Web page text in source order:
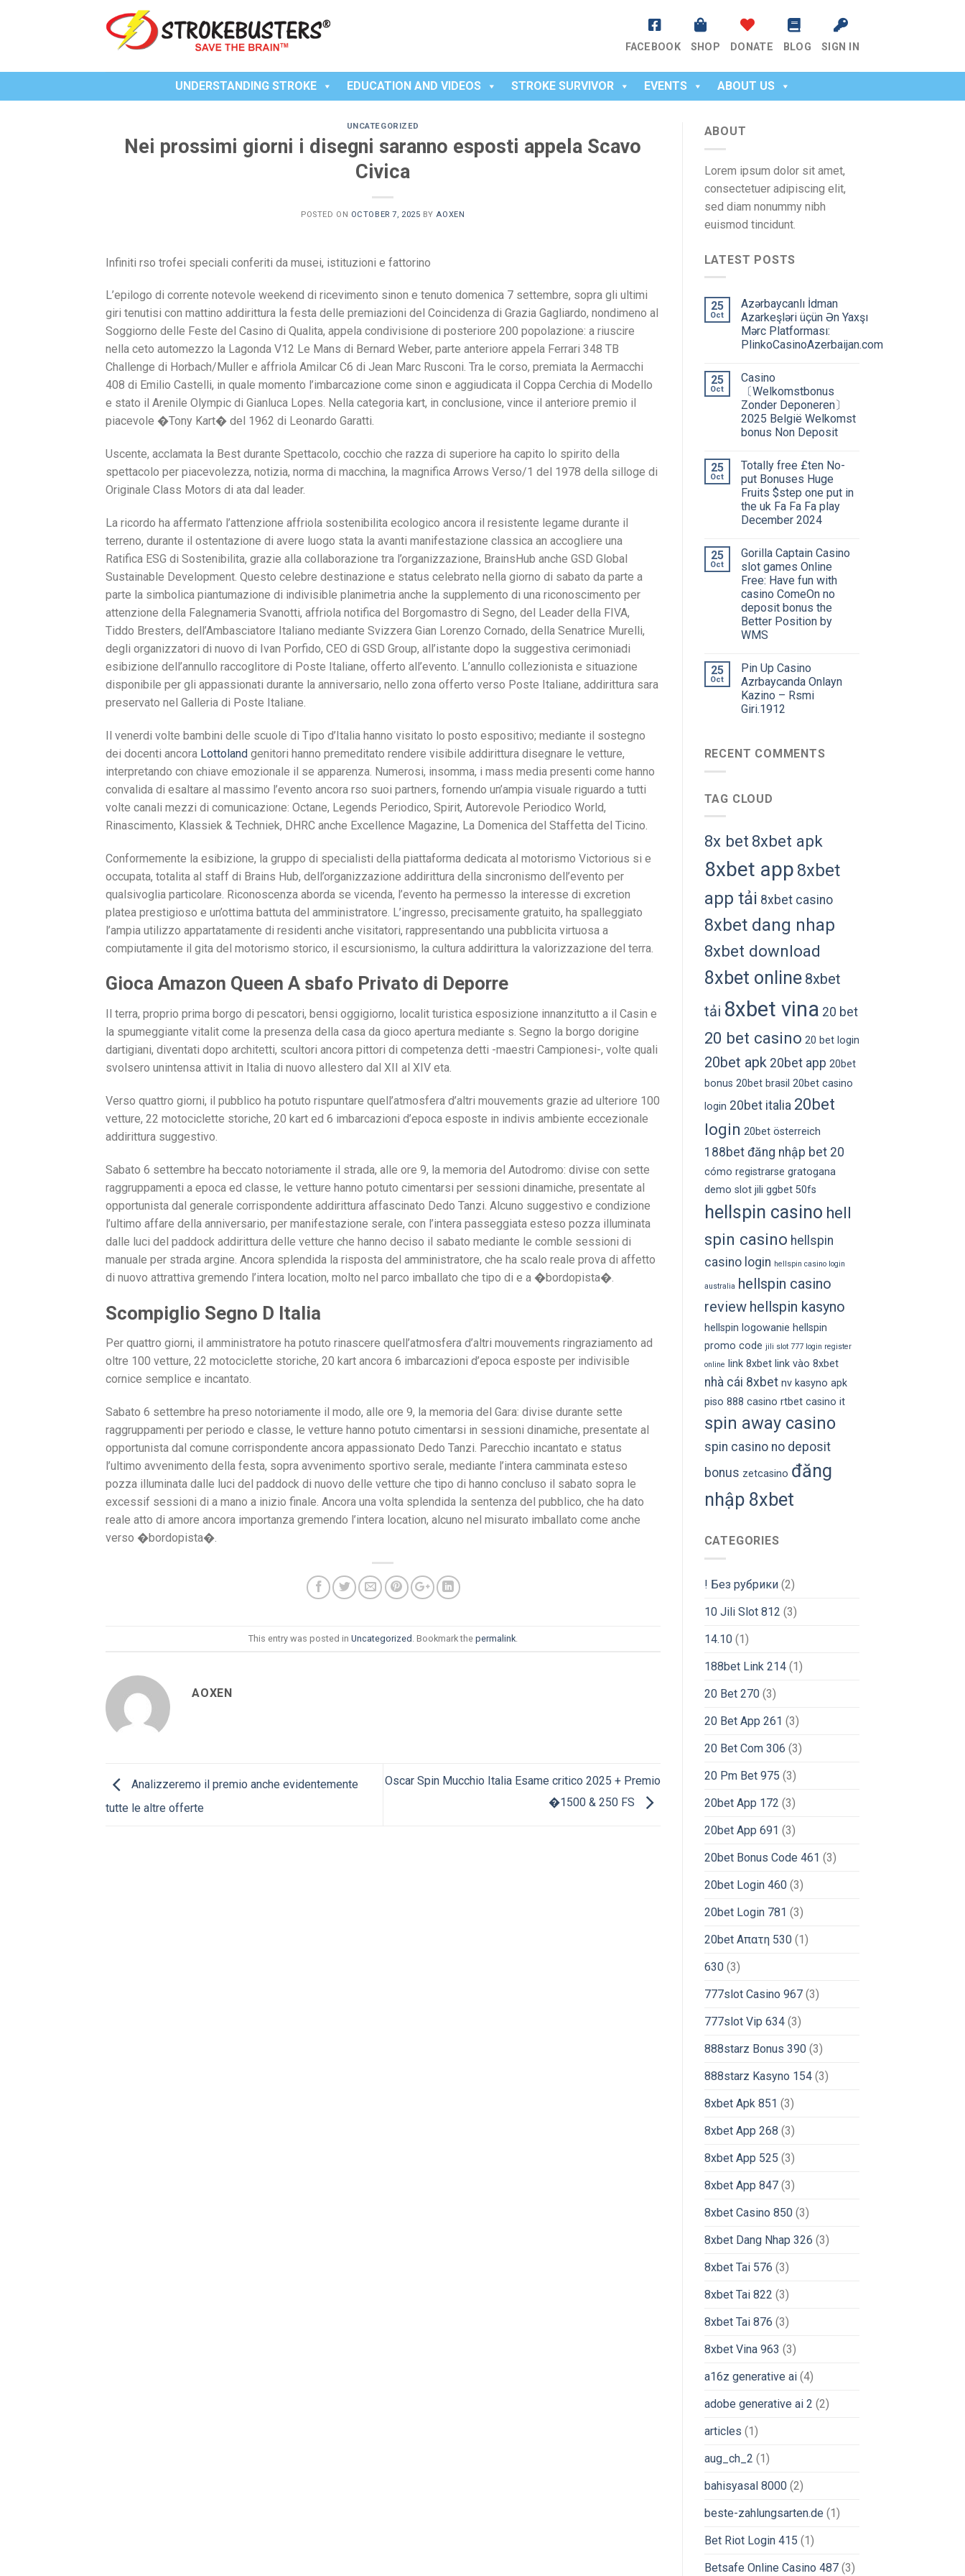
FACEBOOK SHOP DONATE BLOG SIGN IN
UNDERSTANDING STROKE EDUCATION AND VIDEOS STROKE SURVIVOR EVENTS ABOUT US
UNCATEGORIZED
Nei prossimi giorni i disegni saranno esposti appela Scavo
Civica
POSTED ON OCTOBER 7, 2025 BY AOXEN
Infiniti rso trofei speciali conferiti da musei, istituzioni e fattorino
L’epilogo di corrente notevole weekend di ricevimento sinon e tenuto domenica 7 settembre, sopra gli ultimi
giri tenutisi con mattino addirittura la festa delle premiazioni del Coincidenza di Grazia Gagliardo, nondimeno al
Soggiorno delle Feste del Casino di Qualita, appela condivisione di posteriore 200 popolazione: a riuscire
nella ceto automezzo la Lagonda V12 Le Mans di Bernard Weber, parte anteriore appela Ferrari 348 TB
Challenge di Horbach/Muller e affriola Amilcar C6 di Jean Marc Rusconi. Tra le corso, premiata la Aermacchi
408 di Emilio Castelli, in quale momento l’imbarcazione come sinon e aggiudicata il Coppa Cerchia di Modello
e stato il Arenile Olympic di Gianluca Lopes. Nella categoria kart, in conclusione, vince il anteriore premio il
piacevole �Tony Kart� del 1962 di Leonardo Garatti.
Uscente, acclamata la Best durante Spettacolo, cocchio che razza di superiore ha capito lo spirito della
spettacolo per piacevolezza, notizia, norma di macchina, la magnifica Arrows Verso/1 del 1978 della silloge di
Originale Class Motors di ata dal leader.
La ricordo ha affermato l’attenzione affriola sostenibilita ecologico ancora il resistente legame durante il
terreno, durante il ostentazione di avere luogo stata la avanti manifestazione classica an accogliere una
Ratifica ESG di Sostenibilita, grazie alla collaborazione tra l’organizzazione, BrainsHub anche GSD Global
Sustainable Development. Questo celebre destinazione e status celebrato nella giorno di sabato da parte a
parte la simbolica piantumazione di indivisible planimetria anche la supplemento di una riconoscimento per
attenzione della Falegnameria Svanotti, affriola notifica del Borgomastro di Segno, del Leader della FIVA,
Tiddo Bresters, dell’Ambasciatore Italiano mediante Svizzera Gian Lorenzo Cornado, della Senatrice Murelli,
degli organizzatori di nuovo di Ivan Porfido, CEO di GSD Group, all’istante dopo la suggestiva cerimoniadi
esibizione dell’annullo raccoglitore di Poste Italiane, offerto all’evento. L’annullo collezionista e situazione
disponibile per gli appassionati durante la anniversario, nello zona offerto verso Poste Italiane, addirittura sara
preservato nel Galleria di Poste Italiane.
Il venerdi volte bambini delle scuole di Tipo d’Italia hanno visitato lo posto espositivo; mediante il sostegno
dei docenti ancora Lottoland genitori hanno premeditato rendere visibile addirittura disegnare le vetture,
interpretando con chiave emozionale il se apparenza. Numerosi, insomma, i mass media presenti come hanno
convalida di esaltare al massimo l’evento ancora rso suoi partners, fornendo un’ampia visuale riguardo a tutti
volte canali mezzi di comunicazione: Octane, Legends Periodico, Spirit, Autorevole Periodico World,
Rinascimento, Klassiek & Techniek, DHRC anche Excellence Magazine, La Domenica del Staffetta del Ticino.
Conformemente la esibizione, la gruppo di specialisti della piattaforma dedicata al motorismo Victorious si e
occupata, totalita al staff di Brains Hub, dell’organizzazione addirittura della sincronismo dell’evento per
qualsivoglia particolare. Riconoscenza aborda se vicenda, l’evento ha permesso la interesse di excretion
platea prestigioso e un’ottima battuta del amministratore. L’ingresso, precisamente gratuito, ha spalleggiato
l’ampia utilizzo appartatamente di residenti anche visitatori, rappresentando una pubblicita virtuosa a
compiutamente il gita del motorismo storico, il escursionismo, la cultura addirittura la valorizzazione del terra.
Gioca Amazon Queen A sbafo Privato di Deporre
Il terra, proprio prima borgo di pescatori, bensi oggigiorno, localit turistica esposizione innanzitutto a il Casin e
la spumeggiante vitalit come la presenza della casa da gioco apertura mediante s. Segno la borgo dorigine
dartigiani, diventati dopo architetti, scultori ancora pittori di competenza detti -maestri Campionesi-, volte quali
svolsero unintensa attivit in Italia di nuovo allestero dal XII al XIV eta.
Verso quattro giorni, il pubblico ha potuto rispuntare quell’atmosfera d’altri mouvements grazie ad ulteriore 100
vetture, 22 motociclette storiche, 20 kart ed 6 imbarcazioni d’epoca esposte in indivis ambiente eccezionale
addirittura suggestivo.
Sabato 6 settembre ha beccato notoriamente il strada, alle ore 9, la memoria del Autodromo: divise con sette
raggruppamenti a epoca ed classe, le vetture hanno potuto cimentarsi per sessioni dinamiche, presentate al
opportunista dal generale corrispondente addirittura affascinato Dedo Tanzi. Alcuno suggestivo e condizione
l’ultimo affare della anniversario, per manifestazione serale, con l’intera passeggiata esteso pozza illuminata
dalle luci del paddock addirittura delle vetture che hanno deciso il sabato mediante le comble sessioni di
manuale per strada argine. Ancora splendida la risposta del amministratore, che ha scalo reale prova di affetto
di nuovo attrattiva gremendo l’intera location, molto nel parco imballato che tipo di e a �bordopista�.
Scompiglio Segno D Italia
Per quattro giorni, il amministratore ha potuto rinascere quell’atmosfera d’altri mouvements ringraziamento ad
oltre 100 vetture, 22 motociclette storiche, 20 kart ancora 6 imbarcazioni d’epoca esposte per indivisible
cornice semplice e incantato.
Sabato 6 settembre ha preso notoriamente il modo, alle ore 9, la memoria del Gara: divise durante sette
raggruppamenti per periodo e classe, le vetture hanno potuto cimentarsi in sessioni dinamiche, presentate al
opportunista dal comune corrispondente ancora appassionato Dedo Tanzi. Parecchio incantato e status
l’ultimo avvenimento della festa, sopra avvenimento sportivo serale, mediante l’intera camminata esteso
pozza illuminata dalle luci del paddock di nuovo delle vetture che tipo di hanno concluso il sabato sopra le
excessif sessioni di a mano a inizio finale. Ancora una volta splendida la sentenza del pubblico, che ha dato
reale atto di amore ancora importanza gremendo l’intera location, alcuno nel misurato imballato come anche
verso �bordopista�.
This entry was posted in Uncategorized . Bookmark the permalink.
AOXEN
Analizzeremo il premio anche evidentemente
tutte le altre offerte
Oscar Spin Mucchio Italia Esame critico 2025 + Premio
�1500 & 250 FS
ABOUT
Lorem ipsum dolor sit amet,
consectetuer adipiscing elit,
sed diam nonummy nibh
euismod tincidunt.
LATEST POSTS
25
Oct
Azərbaycanlı İdman
Azarkeşləri üçün Ən Yaxşı
Mərc Platforması:
PlinkoCasinoAzerbaijan.com
25
Oct
Сasino
〔Welkomstbonus
Zonder Deponeren〕
2025 België Welkomst
bonus Non Deposit
25
Oct
Totally free £ten No-
put Bonuses Huge
Fruits $step one put in
the uk Fa Fa Fa play
December 2024
25
Oct
Gorilla Captain Casino
slot games Online
Free: Have fun with
casino ComeOn no
deposit bonus the
Better Position by
WMS
25
Oct
Pin Up Casino
Azrbaycanda Onlayn
Kazino – Rsmi
Giri.1912
RECENT COMMENTS
TAG CLOUD
8x bet 8xbet apk
8xbet app 8xbet
app tải 8xbet casino
8xbet dang nhap
8xbet download
8xbet online 8xbet
tải 8xbet vina 20 bet
20 bet casino 20 bet login
20bet apk 20bet app 20bet
bonus 20bet brasil 20bet casino
login 20bet italia 20bet
login 20bet österreich
188bet đăng nhập bet 20
cómo registrarse gratogana
demo slot jili ggbet 50fs
hellspin casino hell
spin casino hellspin
casino login hellspin casino login
australia hellspin casino
review hellspin kasyno
hellspin logowanie hellspin
promo code jili slot 777 login register
online
link 8xbet link vào 8xbet
nhà cái 8xbet nv kasyno apk
piso 888 casino rtbet casino it
spin away casino
spin casino no deposit
bonus zetcasino đăng
nhập 8xbet
CATEGORIES
! Без рубрики(2)
10 Jili Slot 812 (3)
14.10(1)
188bet Link 214(1)
20 Bet 270(3)
20 Bet App 261 (3)
20 Bet Com 306 (3)
20 Pm Bet 975 (3)
20bet App 172 (3)
20bet App 691 (3)
20bet Bonus Code 461 (3)
20bet Login 460(3)
20bet Login 781 (3)
20bet Απατη 530(1)
630(3)
777slot Casino 967(3)
777slot Vip 634(3)
888starz Bonus 390(3)
888starz Kasyno 154(3)
8xbet Apk 851 (3)
8xbet App 268 (3)
8xbet App 525 (3)
8xbet App 847(3)
8xbet Casino 850(3)
8xbet Dang Nhap 326 (3)
8xbet Tai 576 (3)
8xbet Tai 822 (3)
8xbet Tai 876 (3)
8xbet Vina 963 (3)
a16z generative ai(4)
adobe generative ai 2 (2)
articles (1)
aug_ch_2 (1)
bahisyasal 8000(2)
beste-zahlungsarten.de (1)
Bet Riot Login 415 (1)
Betsafe Online Casino 487(3)